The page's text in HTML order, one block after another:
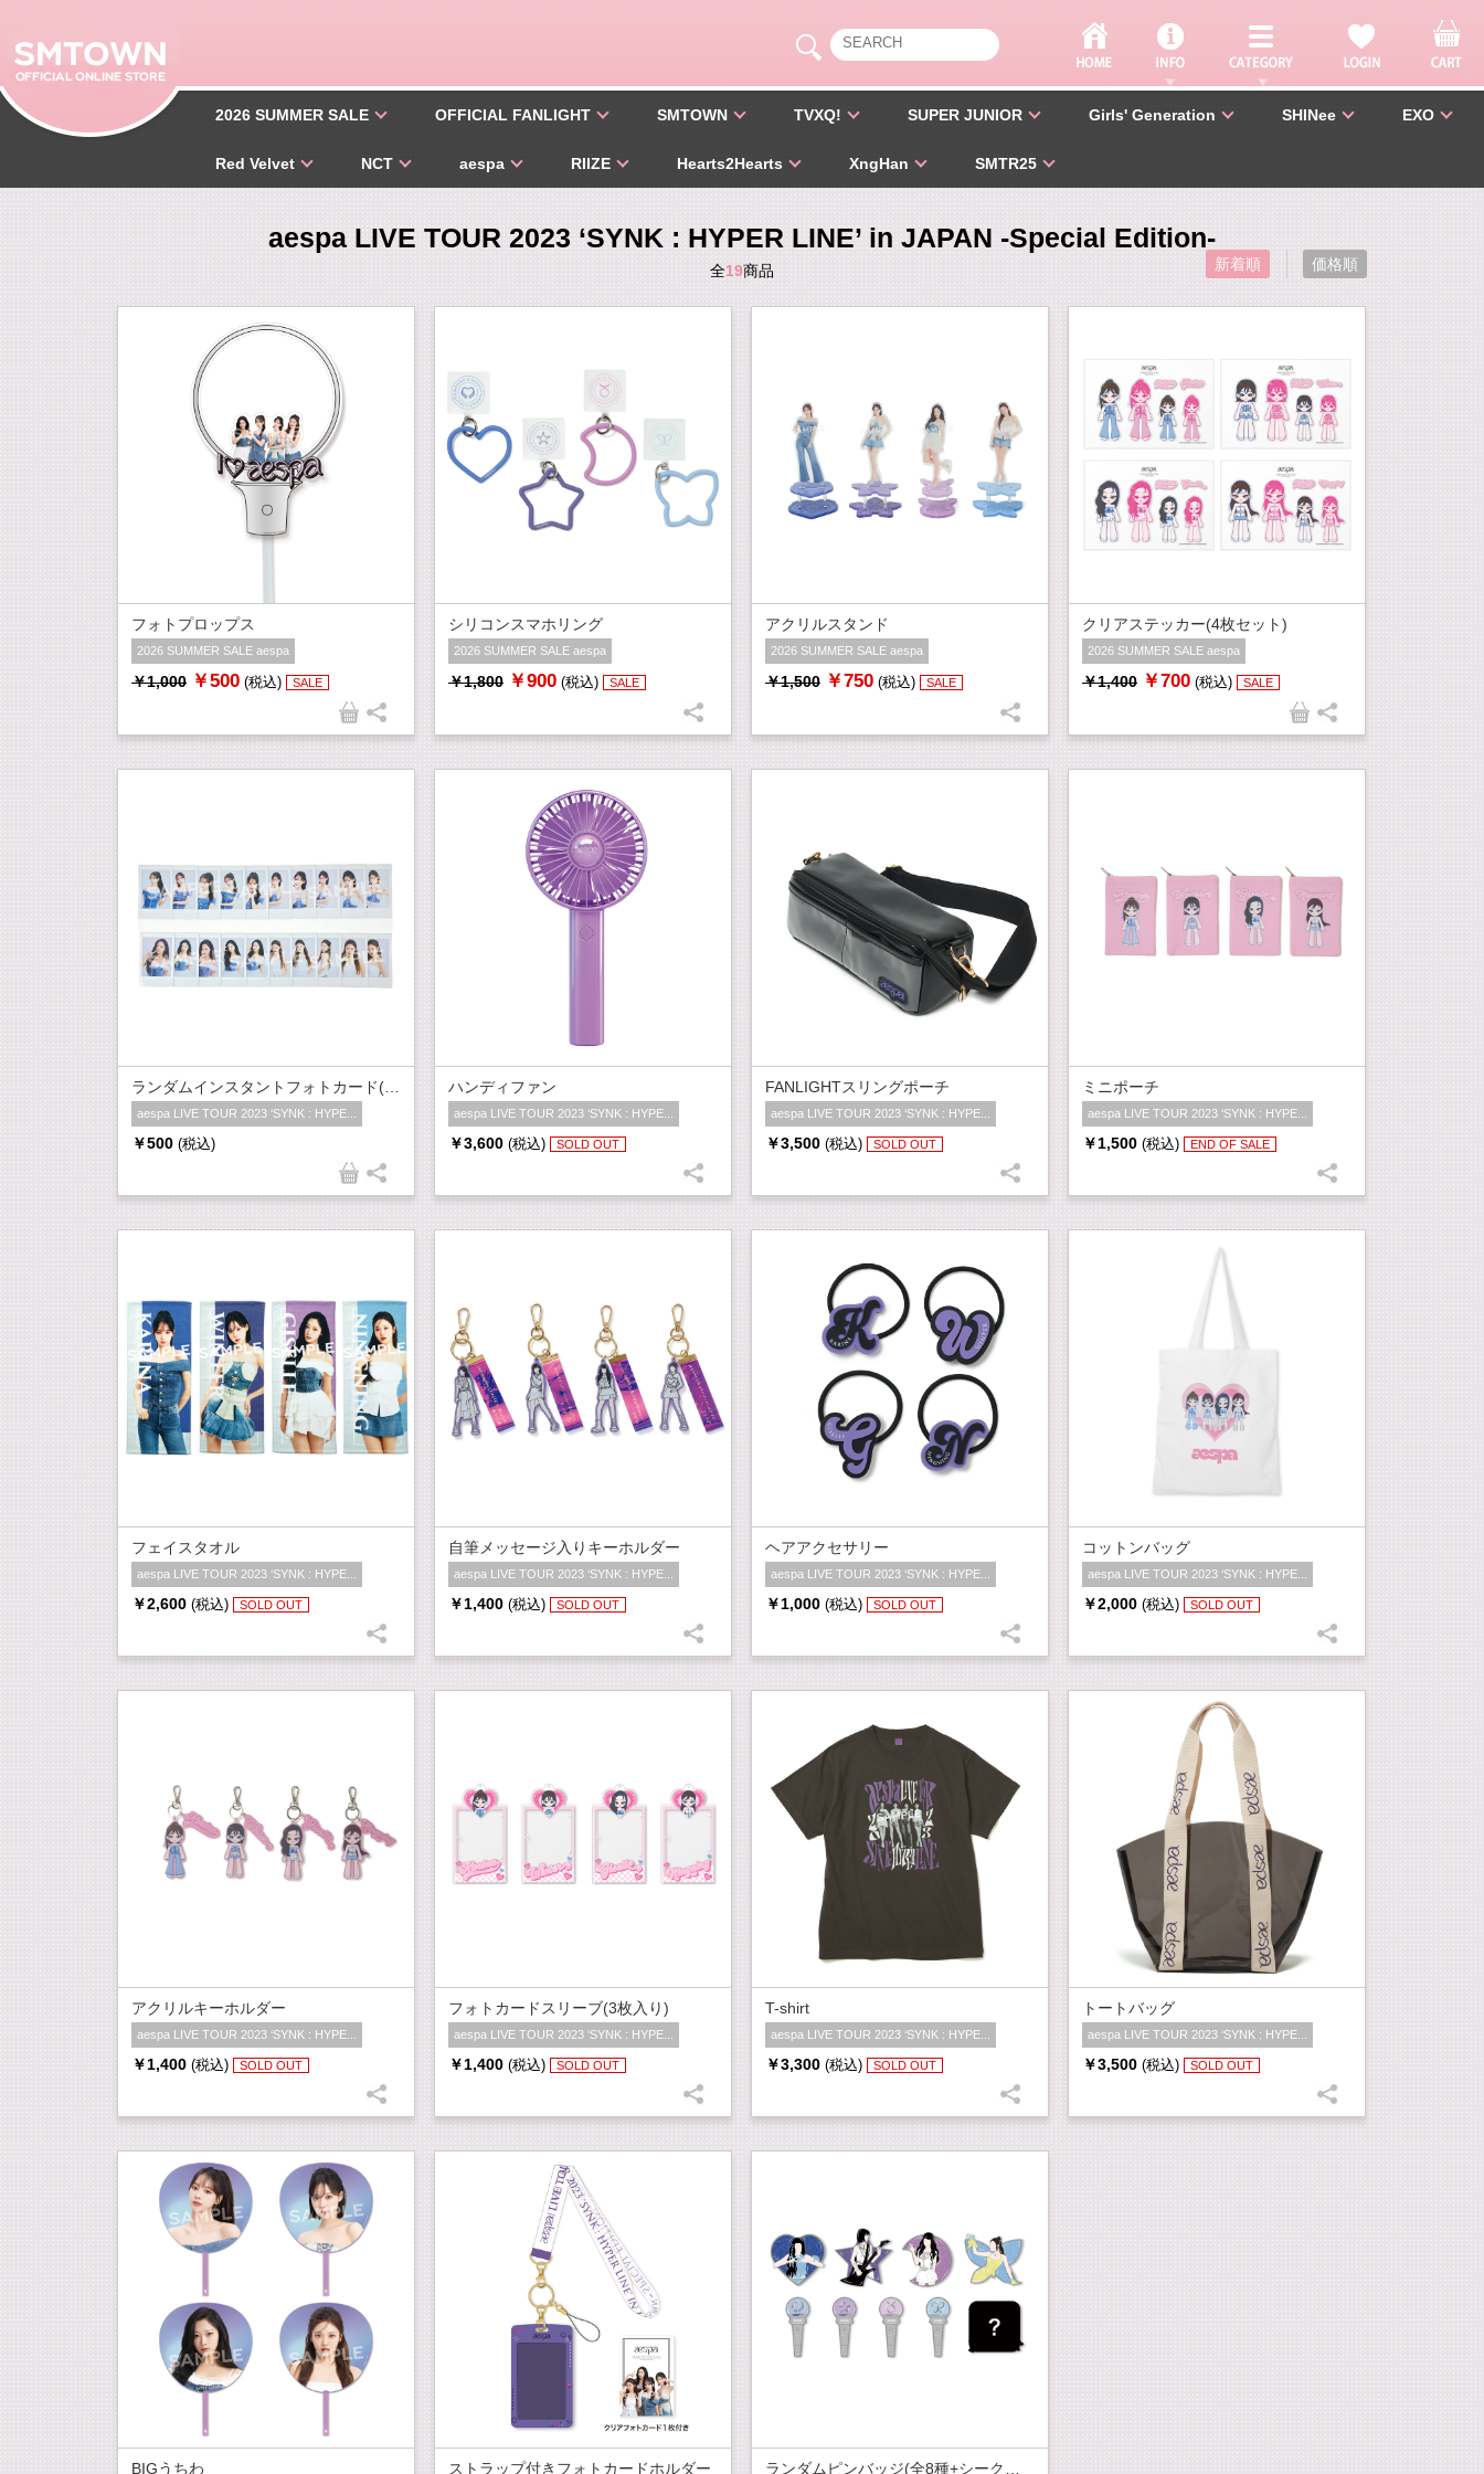
2026 SUMMER SALE OFFICIAL FANLIGHT SMTOWN TVXQ! SUPER JUNIOR Girls' Generation SHINee EXO
Red Velvet NCT aespa RIIZE Hearts2Hearts XngHan SMTR25
aespa LIVE TOUR 2023 ‘SYNK : HYPER LINE’ in JAPAN -Special Edition-
全19商品 新着順 価格順
フォトプロップス
2026 SUMMER SALE aespa
￥1,000 ￥500 (税込) SALE
シリコンスマホリング
2026 SUMMER SALE aespa
￥1,800 ￥900 (税込) SALE
アクリルスタンド
2026 SUMMER SALE aespa
￥1,500 ￥750 (税込) SALE
クリアステッカー(4枚セット)
2026 SUMMER SALE aespa
￥1,400 ￥700 (税込) SALE
aespa LIVE TOUR 2023 ‘SYNK : HYPE...
￥500 (税込)
ハンディファン
aespa LIVE TOUR 2023 ‘SYNK : HYPE...
￥3,600 (税込) SOLD OUT
FANLIGHTスリングポーチ
aespa LIVE TOUR 2023 ‘SYNK : HYPE...
￥3,500 (税込) SOLD OUT
ミニポーチ
aespa LIVE TOUR 2023 ‘SYNK : HYPE...
￥1,500 (税込) END OF SALE
フェイスタオル
aespa LIVE TOUR 2023 ‘SYNK : HYPE...
￥2,600 (税込) SOLD OUT
自筆メッセージ入りキーホルダー
aespa LIVE TOUR 2023 ‘SYNK : HYPE...
￥1,400 (税込) SOLD OUT
ヘアアクセサリー
aespa LIVE TOUR 2023 ‘SYNK : HYPE...
￥1,000 (税込) SOLD OUT
コットンバッグ
aespa LIVE TOUR 2023 ‘SYNK : HYPE...
￥2,000 (税込) SOLD OUT
アクリルキーホルダー
aespa LIVE TOUR 2023 ‘SYNK : HYPE...
￥1,400 (税込) SOLD OUT
フォトカードスリーブ(3枚入り)
aespa LIVE TOUR 2023 ‘SYNK : HYPE...
￥1,400 (税込) SOLD OUT
T-shirt
aespa LIVE TOUR 2023 ‘SYNK : HYPE...
￥3,300 (税込) SOLD OUT
トートバッグ
aespa LIVE TOUR 2023 ‘SYNK : HYPE...
￥3,500 (税込) SOLD OUT
BIGうちわ ストラップ付きフォトカードホルダー